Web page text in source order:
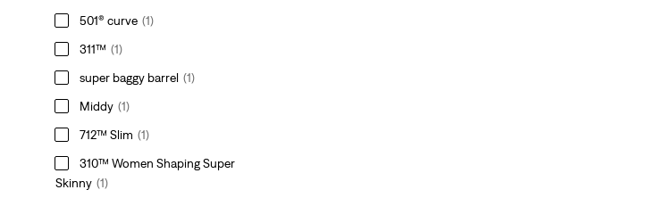
501® curve (1)
311™ (1)
super baggy barrel (1)
Middy (1)
712™ Slim (1)
310™ Women Shaping Super
Skinny (1)